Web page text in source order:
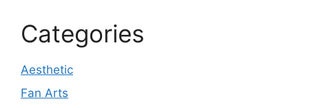
Categories
Aesthetic
Fan Arts